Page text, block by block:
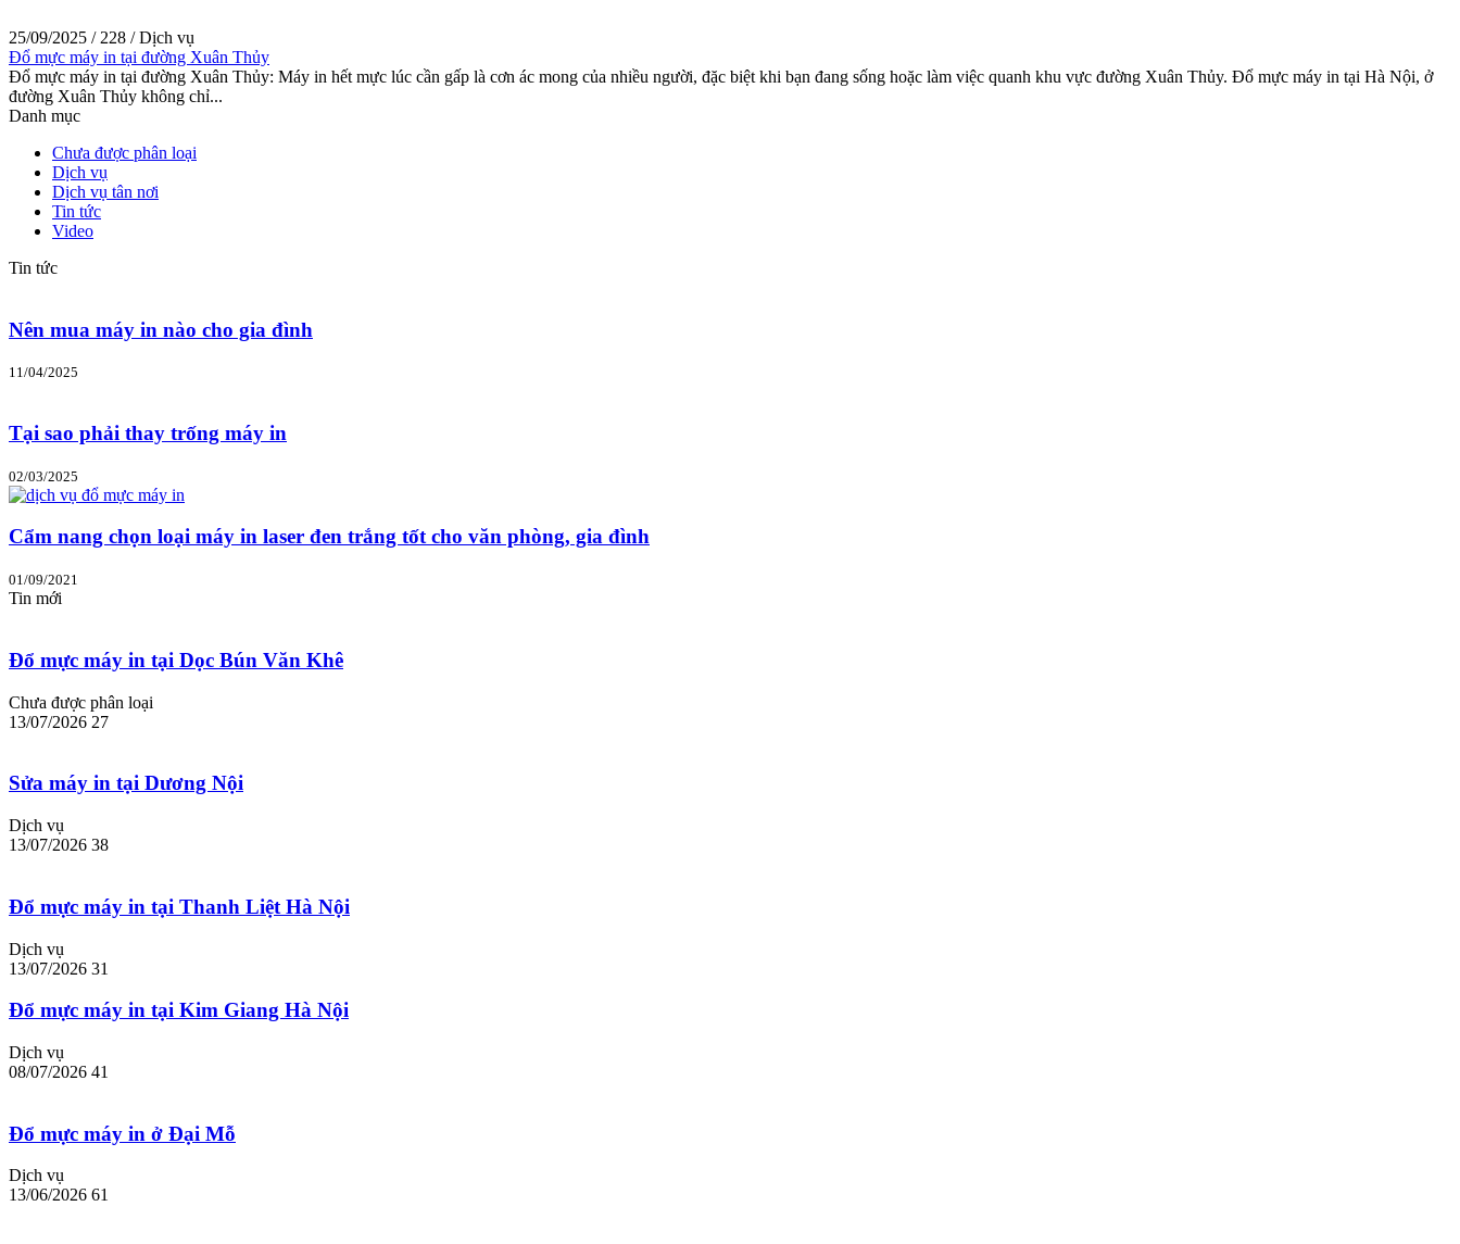
25/09/2025 / 228 /Dịch vụ
Đổ mực máy in tại đường Xuân Thủy
Đổ mực máy in tại đường Xuân Thủy: Máy in hết mực lúc cần gấp là cơn ác mong của nhiều người, đặc biệt khi bạn đang sống hoặc làm việc quanh khu vực đường Xuân Thủy. Đổ mực máy in tại Hà Nội, ở
đường Xuân Thủy không chỉ...
Danh mục
Chưa được phân loại
Dịch vụ
Dịch vụ tân nơi
Tin tức
Video
Tin tức
Nên mua máy in nào cho gia đình
11/04/2025
Tại sao phải thay trống máy in
02/03/2025
Cẩm nang chọn loại máy in laser đen trắng tốt cho văn phòng, gia đình
01/09/2021
Tin mới
Đổ mực máy in tại Dọc Bún Văn Khê
Chưa được phân loại
13/07/2026 27
Sửa máy in tại Dương Nội
Dịch vụ
13/07/2026 38
Đổ mực máy in tại Thanh Liệt Hà Nội
Dịch vụ
13/07/2026 31
Đổ mực máy in tại Kim Giang Hà Nội
Dịch vụ
08/07/2026 41
Đổ mực máy in ở Đại Mỗ
Dịch vụ
13/06/2026 61